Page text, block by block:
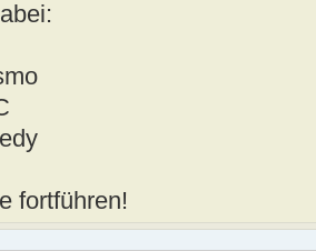
fortführen!